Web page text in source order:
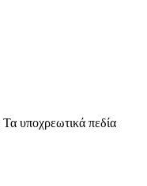
Τα υποχρεωτικά πεδία